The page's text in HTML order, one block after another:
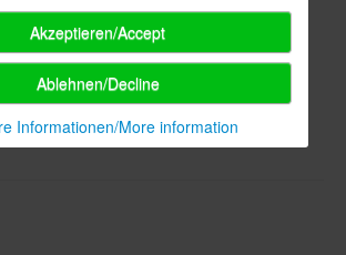
Games
Events
Akzeptieren/Accept
Ablehnen/Decline
Informationen/More information